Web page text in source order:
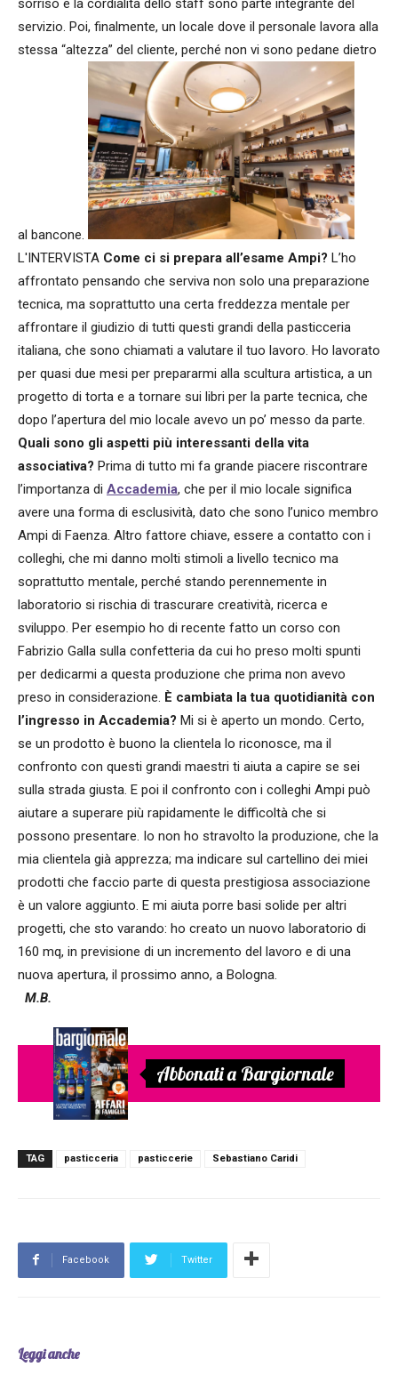
sorriso e la cordialità dello staff sono parte integrante del
servizio. Poi, finalmente, un locale dove il personale lavora alla
stessa “altezza” del cliente, perché non vi sono pedane dietro
al bancone.
L'INTERVISTA Come ci si prepara all’esame Ampi? L’ho
affrontato pensando che serviva non solo una preparazione
tecnica, ma soprattutto una certa freddezza mentale per
affrontare il giudizio di tutti questi grandi della pasticceria
italiana, che sono chiamati a valutare il tuo lavoro. Ho lavorato
per quasi due mesi per prepararmi alla scultura artistica, a un
progetto di torta e a tornare sui libri per la parte tecnica, che
dopo l’apertura del mio locale avevo un po’ messo da parte.
Quali sono gli aspetti più interessanti della vita
associativa? Prima di tutto mi fa grande piacere riscontrare
l’importanza di Accademia, che per il mio locale significa
avere una forma di esclusività, dato che sono l’unico membro
Ampi di Faenza. Altro fattore chiave, essere a contatto con i
colleghi, che mi danno molti stimoli a livello tecnico ma
soprattutto mentale, perché stando perennemente in
laboratorio si rischia di trascurare creatività, ricerca e
sviluppo. Per esempio ho di recente fatto un corso con
Fabrizio Galla sulla confetteria da cui ho preso molti spunti
per dedicarmi a questa produzione che prima non avevo
preso in considerazione. È cambiata la tua quotidianità con
l’ingresso in Accademia? Mi si è aperto un mondo. Certo,
se un prodotto è buono la clientela lo riconosce, ma il
confronto con questi grandi maestri ti aiuta a capire se sei
sulla strada giusta. E poi il confronto con i colleghi Ampi può
aiutare a superare più rapidamente le difficoltà che si
possono presentare. Io non ho stravolto la produzione, che la
mia clientela già apprezza; ma indicare sul cartellino dei miei
prodotti che faccio parte di questa prestigiosa associazione
è un valore aggiunto. E mi aiuta porre basi solide per altri
progetti, che sto varando: ho creato un nuovo laboratorio di
160 mq, in previsione di un incremento del lavoro e di una
nuova apertura, il prossimo anno, a Bologna.
M.B.
Abbonati a Bargiornale
TAG pasticceria pasticcerie Sebastiano Caridi
Facebook Twitter
Leggi anche